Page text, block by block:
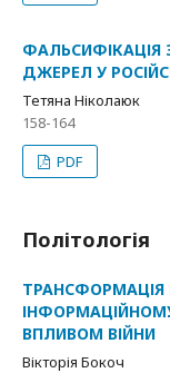
ФАЛЬСИФІКАЦІЯ
ДЖЕРЕЛ У
Тетяна Ніколаюк
158-164
PDF
Політологія
ТРАНСФОРМАЦІЯ
ВПЛИВОМ ВІЙНИ
Вікторія Бокоч